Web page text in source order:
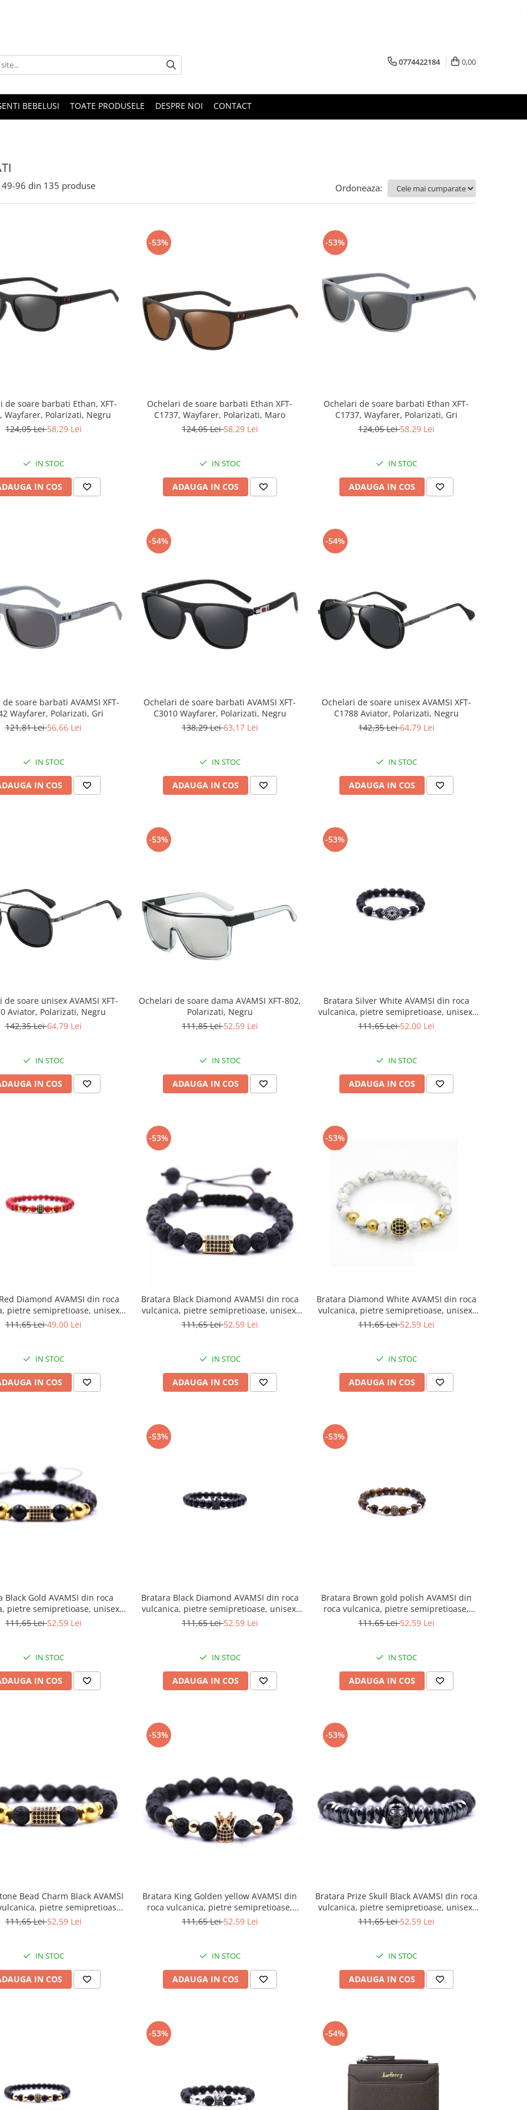
0774422184 0,00
BEBELUSI TOATE PRODUSELE DESPRE NOI CONTACT
49-96 din 135 produse Ordoneaza:
de soare barbati Ethan, XFT-
Wayfarer, Polarizati, Negru
124,05 Lei58,29 Lei
IN STOC
IN COS
-53%
Ochelari de soare barbati Ethan XFT-
C1737, Wayfarer, Polarizati, Maro
124,05 Lei58,29 Lei
IN STOC
ADAUGA IN COS
-53%
Ochelari de soare barbati Ethan XFT-
C1737, Wayfarer, Polarizati, Gri
124,05 Lei58,29 Lei
IN STOC
ADAUGA IN COS
soare barbati AVAMSI XFT-
Wayfarer, Polarizati, Gri
121,81 Lei56,66 Lei
IN STOC
IN COS
-54%
Ochelari de soare barbati AVAMSI XFT-
C3010 Wayfarer, Polarizati, Negru
138,29 Lei63,17 Lei
IN STOC
ADAUGA IN COS
-54%
Ochelari de soare unisex AVAMSI XFT-
C1788 Aviator, Polarizati, Negru
142,35 Lei64,79 Lei
IN STOC
ADAUGA IN COS
de soare unisex AVAMSI XFT-
Aviator, Polarizati, Negru
142,35 Lei64,79 Lei
IN STOC
IN COS
-53%
Ochelari de soare dama AVAMSI XFT-802,
Polarizati, Negru
111,85 Lei52,59 Lei
IN STOC
ADAUGA IN COS
-53%
Bratara Silver White AVAMSI din roca
vulcanica, pietre semipretioase, unisex,
reglabila BB102
111,65 Lei52,00 Lei
IN STOC
ADAUGA IN COS
Diamond AVAMSI din roca
pietre semipretioase, unisex,
reglabila BB116
111,65 Lei49,00 Lei
IN STOC
IN COS
-53%
Bratara Black Diamond AVAMSI din roca
vulcanica, pietre semipretioase, unisex,
reglabila, BB130
111,65 Lei52,59 Lei
IN STOC
ADAUGA IN COS
-53%
Bratara Diamond White AVAMSI din roca
vulcanica, pietre semipretioase, unisex,
reglabila, BB123
111,65 Lei52,59 Lei
IN STOC
ADAUGA IN COS
Black Gold AVAMSI din roca
pietre semipretioase, unisex,
reglabila BB119
111,65 Lei52,59 Lei
IN STOC
IN COS
-53%
Bratara Black Diamond AVAMSI din roca
vulcanica, pietre semipretioase, unisex,
reglabila, BB99
111,65 Lei52,59 Lei
IN STOC
ADAUGA IN COS
-53%
Bratara Brown gold polish AVAMSI din
roca vulcanica, pietre semipretioase,
unisex, reglabila BB76
111,65 Lei52,59 Lei
IN STOC
ADAUGA IN COS
Bead Charm Black AVAMSI
pietre semipretioase,
unisex, reglabila BB70
111,65 Lei52,59 Lei
IN STOC
IN COS
-53%
Bratara King Golden yellow AVAMSI din
roca vulcanica, pietre semipretioase,
unisex, reglabila BB26
111,65 Lei52,59 Lei
IN STOC
ADAUGA IN COS
-53%
Bratara Prize Skull Black AVAMSI din roca
vulcanica, pietre semipretioase, unisex,
reglabila BB81
111,65 Lei52,59 Lei
IN STOC
ADAUGA IN COS
-53% -54%